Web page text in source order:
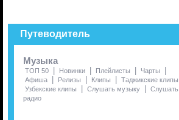
Путеводитель
Музыка
ТОП 50 | Новинки | Плейлисты | Чарты |
Афиша | Релизы | Клипы | Таджикские клипы
Узбекские клипы | Слушать музыку | Слушать
радио